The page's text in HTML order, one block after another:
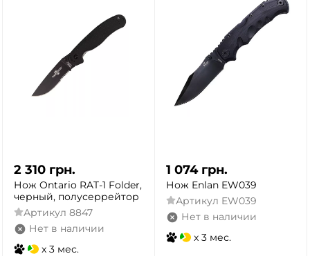
2 310 грн.
Нож Ontario RAT-1 Folder,
черный, полусеррейтор
Артикул 8847
Нет в наличии
x 3 мес.
1 074 грн.
Нож Enlan EW039
Артикул EW039
Нет в наличии
x 3 мес.